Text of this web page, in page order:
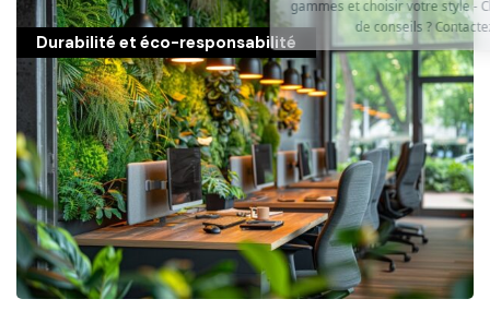
Durabilité et éco-responsabilité
gammes et choisir votre style - Cliquez-ici | 💡 Trop de choix ? Besoin
de conseils ? Contactez-nous, on vous rappelle...